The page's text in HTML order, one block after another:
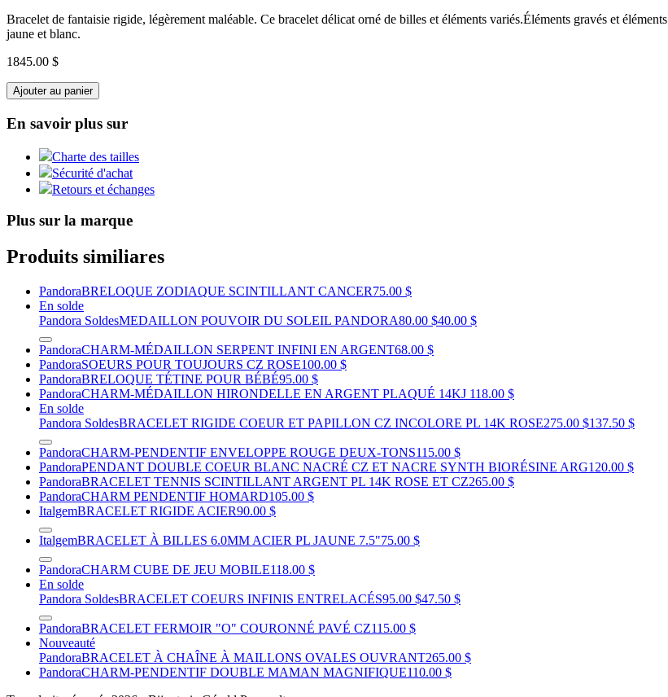
Bracelet de fantaisie rigide, légèrement maléable. Ce bracelet délicat orné de billes et éléments variés.Éléments gravés et
jaune et blanc.
1845.00 $
Ajouter au panier
En savoir plus sur
Charte des tailles
Sécurité d'achat
Retours et échanges
Plus sur la marque
Produits similiares
PandoraBRELOQUE ZODIAQUE SCINTILLANT CANCER75.00 $
En solde
Pandora SoldesMEDAILLON POUVOIR DU SOLEIL PANDORA80.00 $40.00 $
PandoraCHARM-MÉDAILLON SERPENT INFINI EN ARGENT68.00 $
PandoraSOEURS POUR TOUJOURS CZ ROSE100.00 $
PandoraBRELOQUE TÉTINE POUR BÉBÉ95.00 $
PandoraCHARM-MÉDAILLON HIRONDELLE EN ARGENT PLAQUÉ 14KJ 118.00 $
En solde
Pandora SoldesBRACELET RIGIDE COEUR ET PAPILLON CZ INCOLORE PL 14K ROSE275.00 $137.50 $
PandoraCHARM-PENDENTIF ENVELOPPE ROUGE DEUX-TONS115.00 $
PandoraPENDANT DOUBLE COEUR BLANC NACRÉ CZ ET NACRE SYNTH BIORÉSINE ARG120.00 $
PandoraBRACELET TENNIS SCINTILLANT ARGENT PL 14K ROSE ET CZ265.00 $
PandoraCHARM PENDENTIF HOMARD105.00 $
ItalgemBRACELET RIGIDE ACIER90.00 $
ItalgemBRACELET À BILLES 6.0MM ACIER PL JAUNE 7.5"75.00 $
PandoraCHARM CUBE DE JEU MOBILE118.00 $
En solde
Pandora SoldesBRACELET COEURS INFINIS ENTRELACÉS95.00 $47.50 $
PandoraBRACELET FERMOIR "O" COURONNÉ PAVÉ CZ115.00 $
Nouveauté
PandoraBRACELET À CHAÎNE À MAILLONS OVALES OUVRANT265.00 $
PandoraCHARM-PENDENTIF DOUBLE MAMAN MAGNIFIQUE110.00 $